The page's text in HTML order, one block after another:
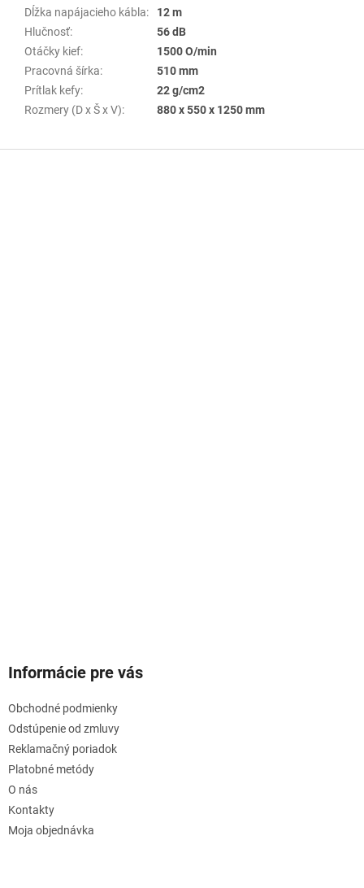
Dĺžka napájacieho kábla:
12 m
Hlučnosť:
56 dB
Otáčky kief:
1500 O/min
Pracovná šírka:
510 mm
Prítlak kefy:
22 g/cm2
Rozmery (D x Š x V): 880 x 550 x 1250 mm
Informácie pre vás
Obchodné podmienky
Odstúpenie od zmluvy
Reklamačný poriadok
Platobné metódy
O nás
Kontakty
Moja objednávka